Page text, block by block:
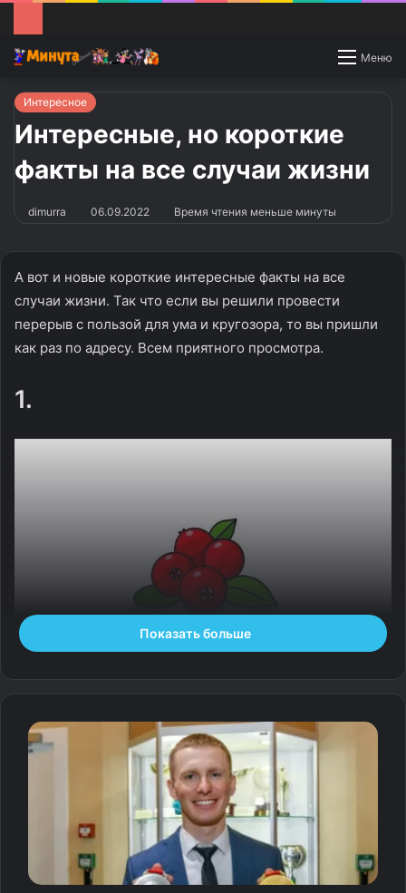
Меню
Switch
Интересное
Интересные, но короткие
факты на все случаи жизни
dimurra 06.09.2022 Время чтения меньше минуты
А вот и новые короткие интересные факты на все
случаи жизни. Так что если вы решили провести
перерыв с пользой для ума и кругозора, то вы пришли
как раз по адресу. Всем приятного просмотра.
1.
Показать больше